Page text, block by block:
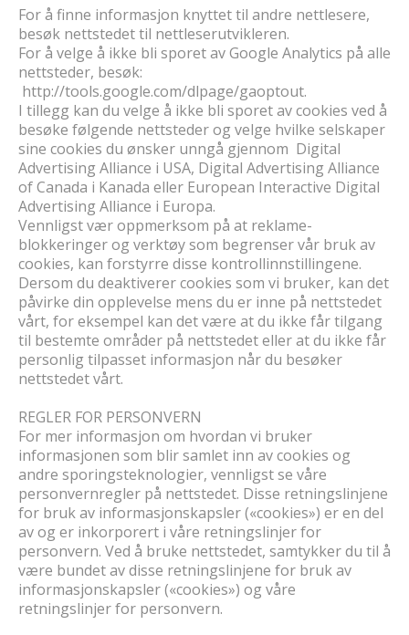
For å finne informasjon knyttet til andre nettlesere,
besøk nettstedet til nettleserutvikleren.
For å velge å ikke bli sporet av Google Analytics på alle
nettsteder, besøk:
http://tools.google.com/dlpage/gaoptout.
I tillegg kan du velge å ikke bli sporet av cookies ved å
besøke følgende nettsteder og velge hvilke selskaper
sine cookies du ønsker unngå gjennom Digital
Advertising Alliance i USA, Digital Advertising Alliance
of Canada i Kanada eller European Interactive Digital
Advertising Alliance i Europa.
Vennligst vær oppmerksom på at reklame-
blokkeringer og verktøy som begrenser vår bruk av
cookies, kan forstyrre disse kontrollinnstillingene.
Dersom du deaktiverer cookies som vi bruker, kan det
påvirke din opplevelse mens du er inne på nettstedet
vårt, for eksempel kan det være at du ikke får tilgang
til bestemte områder på nettstedet eller at du ikke får
personlig tilpasset informasjon når du besøker
nettstedet vårt.
REGLER FOR PERSONVERN
For mer informasjon om hvordan vi bruker
informasjonen som blir samlet inn av cookies og
andre sporingsteknologier, vennligst se våre
personvernregler på nettstedet. Disse retningslinjene
for bruk av informasjonskapsler («cookies») er en del
av og er inkorporert i våre retningslinjer for
personvern. Ved å bruke nettstedet, samtykker du til å
være bundet av disse retningslinjene for bruk av
informasjonskapsler («cookies») og våre
retningslinjer for personvern.